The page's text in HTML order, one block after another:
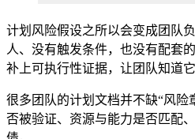
计划风险假设之所以会变成团队
人、没有触发条件，也没有配套
补上可执行性证据，让团队知道
很多团队的计划文档并不缺“风
否被验证、资源与能力是否匹配